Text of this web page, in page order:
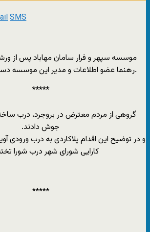
SMS
رھنما عضو اطلاعات و مدیر این موسسە دست به اعتراض زدند.
*****
گروهی از مردم معترض در بروجرد، درب
جوش دادند.
و در توضیح این اقدام پلاکاردی به درب ورودی
کارایی شورای شهر درب شورا
*****